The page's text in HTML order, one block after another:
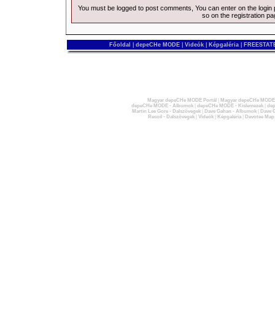
You must be logged to post comments, You can enter on the login
so on the registration
Főoldal depeCHe MODE Videók Képgaléria
Magyar depeCHe MODE Portál
Magyar depeCHe
depeCHe MODE - Albumok| depeCHe MODE - Kislemezek|
Martin Lee Gore - Dalszövegek| Dave Gahan - Albumok|
Dave
Recoil - Dalszövegek| Videók| Képgaléria| Devotee Map